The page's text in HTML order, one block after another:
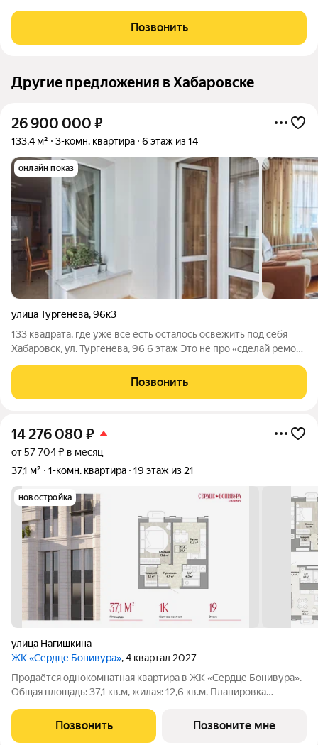
планировка: комфортная кухня-гостиная, свободное
пространство для вашего дизайна.
Позвонить
Другие предложения в Хабаровске
26 900 000 ₽
133,4 м² 3-комн. квартира 6 этаж из 14
онлайн показ
улица Тургенева,96к3
133 квадрата, где уже всё есть осталось освежить под себя
Хабаровск, ул. Тургенева, 96 6 этаж Это не про «сделай ремонт
база: продуманная планировка, качественный ремонт, техника,
кондиционеры
Позвонить
14 276 080 ₽
от 57 704 ₽ в месяц
37,1 м²
1-комн. квартира 19 этаж из 21
новостройка
улица Нагишкина
ЖК «Сердце Бонивура», 4 квартал 2027
Продаётся однокомнатная квартира в ЖК «Сердце Бонивура».
Общая площадь: 37,1 кв.м, жилая: 12,6 кв.м. Планировка
кв.м и гардеробную 3,1 кв.м. Санузел 4,0 кв.м. Квартира без
отделки, новый
Позвонить Позвоните мне